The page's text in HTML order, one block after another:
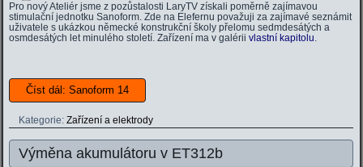
Pro nový Ateliér jsme z pozůstalosti LaryTV získali poměrně zajímavou
stimulační jednotku Sanoform. Zde na Elefernu považuji za zajímavé seznámit
uživatele s ukázkou německé konstrukční školy přelomu sedmdesátých a
osmdesátých let minulého století. Zařízení ma v galériivlastní kapitolu.
Číst dál: Sanoform 14
Kategorie:Zařízení a elektrody
Výměna akumulátoru v ET312b